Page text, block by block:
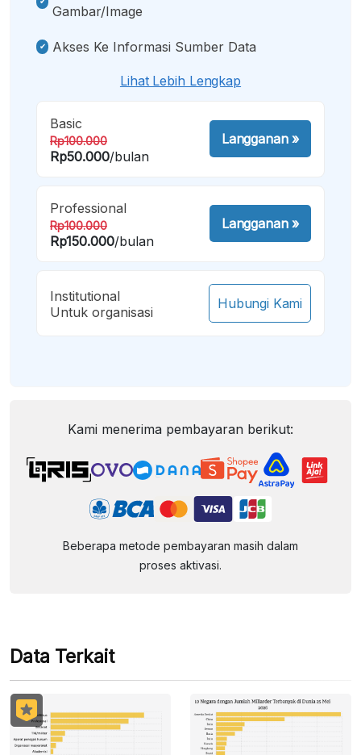
Gambar/image
Akses Ke Informasi Sumber Data
Lihat Lebih Lengkap
Basic
Rp100.000
Rp50.000/bulan
Langganan»
Professional
Rp100.000
Rp150.000/bulan
Langganan»
Institutional
Untuk organisasi
Hubungi Kami
Kami menerima pembayaran berikut:
Beberapa metode pembayaran masih dalam
proses aktivasi.
Data Terkait